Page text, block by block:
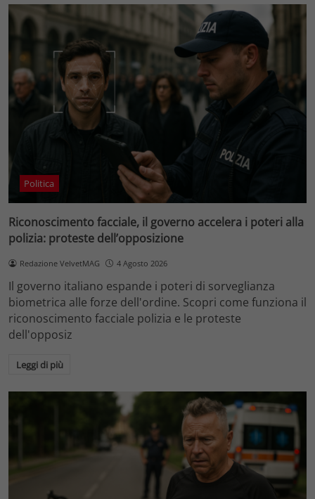
Politica
Riconoscimento facciale, il governo accelera i poteri alla
polizia: proteste dell’opposizione
Redazione VelvetMAG 4 Agosto 2026
Il governo italiano espande i poteri di sorveglianza
biometrica alle forze dell'ordine. Scopri come funziona il
riconoscimento facciale polizia e le proteste
dell'opposiz
Leggi di più